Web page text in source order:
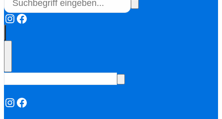
Instagram
Facebook
Instagram
Facebook